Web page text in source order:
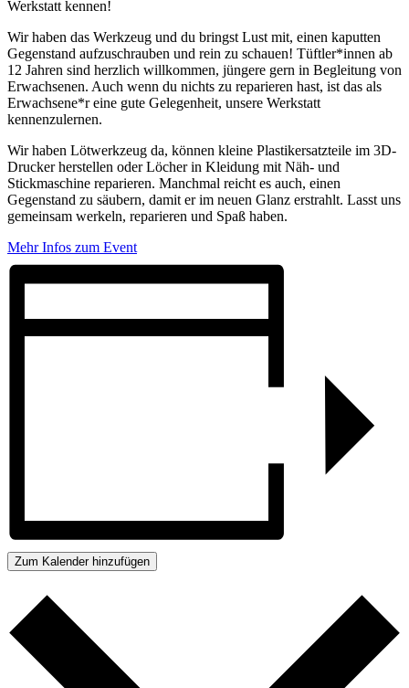
Werkstatt kennen!
Wir haben das Werkzeug und du bringst Lust mit, einen kaputten
Gegenstand aufzuschrauben und rein zu schauen! Tüftler*innen ab
12 Jahren sind herzlich willkommen, jüngere gern in Begleitung von
Erwachsenen. Auch wenn du nichts zu reparieren hast, ist das als
Erwachsene*r eine gute Gelegenheit, unsere Werkstatt
kennenzulernen.
Wir haben Lötwerkzeug da, können kleine Plastikersatzteile im 3D-
Drucker herstellen oder Löcher in Kleidung mit Näh- und
Stickmaschine reparieren. Manchmal reicht es auch, einen
Gegenstand zu säubern, damit er im neuen Glanz erstrahlt. Lasst uns
gemeinsam werkeln, reparieren und Spaß haben.
Mehr Infos zum Event
Zum Kalender hinzufügen